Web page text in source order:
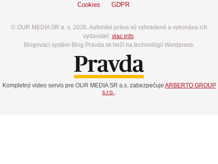
Cookies GDPR
© OUR MEDIA SR a. s. 2026. Autorské práva sú vyhradené a vykonáva ich
vydavateľ, viac info.
Blogovací systém Blog.Pravda.sk beží na technológií Wordpress.
Kompletný video servis pre OUR MEDIA SR a.s. zabezpečuje ARBERTO GROUP
s.r.o.